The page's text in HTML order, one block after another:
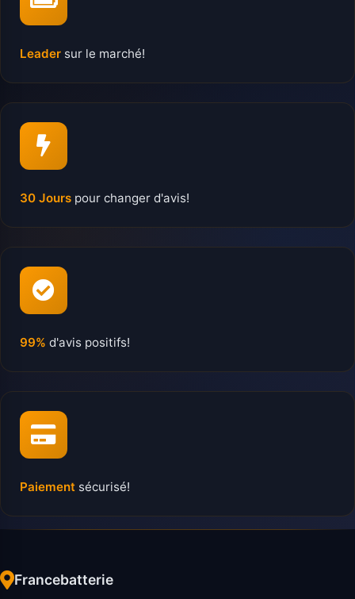
Leader sur le marché!
30 Jours pour changer d'avis!
99% d'avis positifs!
Paiement sécurisé!
Francebatterie